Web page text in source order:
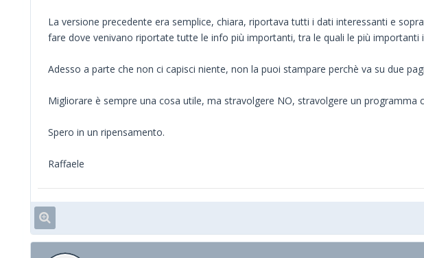
La versione precedente era semplice, chiara, riportava tutti i dati interessanti e
fare dove venivano riportate tutte le info più importanti, tra le quali le più importanti
Adesso a parte che non ci capisci niente, non la puoi stampare perchè va su due
Migliorare è sempre una cosa utile, ma stravolgere NO, stravolgere un
Spero in un ripensamento.
Raffaele